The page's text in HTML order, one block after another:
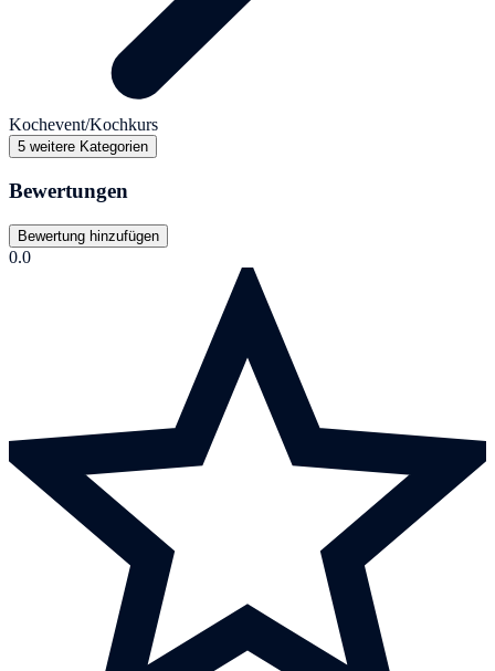
Kochevent/Kochkurs
5 weitere Kategorien
Bewertungen
Bewertung hinzufügen
0.0